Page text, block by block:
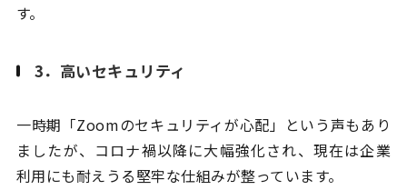
す。
3．高いセキュリティ
一時期「Zoomのセキュリティが心配」という声もあり
ましたが、コロナ禍以降に大幅強化され、現在は企業
利用にも耐えうる堅牢な仕組みが整っています。